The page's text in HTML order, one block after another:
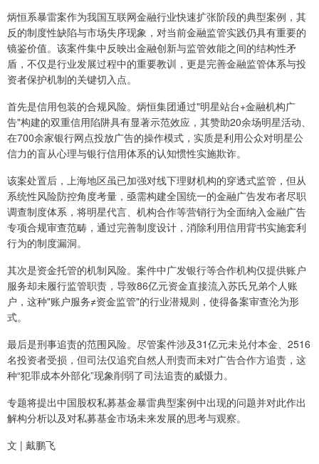
炳恒系暴雷案作为我国互联网金融行业快速扩张阶段的典型案例，其
反的制度性缺陷与市场失序现象，对当前金融监管实践仍具有重要的
镜鉴价值。该案件集中反映出金融创新与监管效能之间的结构性矛
盾，不仅是行业发展过程中的重要教训，更是完善金融监管体系与投
资者保护机制的关键切入点。
首先是信用包装的合规风险。炳恒集团通过"明星站台+金融机构广
告"构建的双重信用陷阱具有显著示范效应，其赞助20余场明星活动、
在700余家银行网点投放广告的操作模式，实质是利用公众对明星公
信力的盲从心理与银行信用体系的认知惯性实施欺诈。
该案处置后，上海地区虽已加强对线下理财机构的穿透式监管，但从
系统性风险防控角度考量，亟需构建全国统一的金融广告发布者尽职
调查制度体系，将明星代言、机构合作等营销行为全面纳入金融广告
专项合规审查范畴，通过完善制度设计，消除利用信用背书实施套利
行为的制度漏洞。
其次是资金托管的机制风险。案件中广发银行等合作机构仅提供账户
服务却未履行监管职责，导致86亿元资金直接流入苏氏兄弟个人账
户，这种"账户服务≠资金监管"的行业潜规则，使得备案审查沦为形
式。
最后是刑事追责的范围风险。尽管案件涉及31亿元未兑付本金、2516
名投资者受损，但司法仅追究自然人刑责而未对广告合作方追责，这
种“犯罪成本外部化”现象削弱了司法追责的威慑力。
专题将提出中国股权私募基金暴雷典型案例中出现的问题并对此作出
解构分析以及对私募基金市场未来发展的思考与观察。
文 | 戴鹏飞